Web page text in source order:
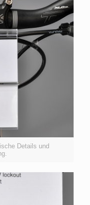
Details und